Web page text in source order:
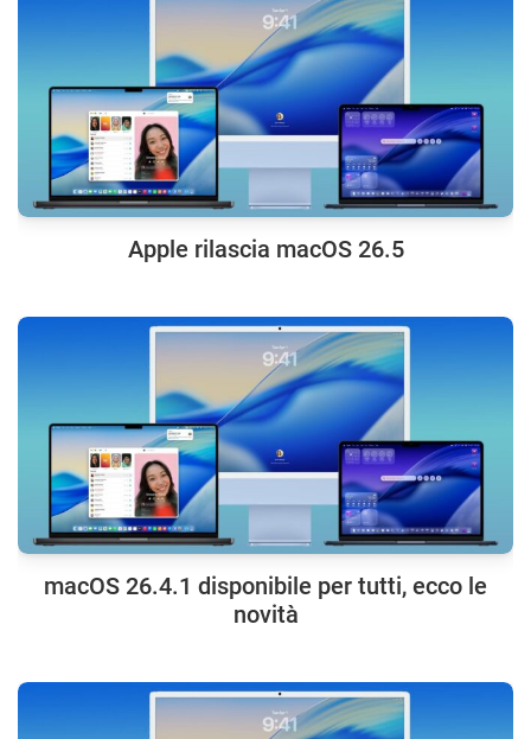
Apple rilascia macOS 26.5
macOS 26.4.1 disponibile per tutti, ecco le
novità